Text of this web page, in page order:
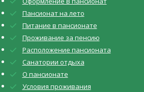
Пансионат на лето
Питание в пансионате
Проживание за пенсию
Расположение пансионата
Санатории отдыха
О пансионате
Условия проживания